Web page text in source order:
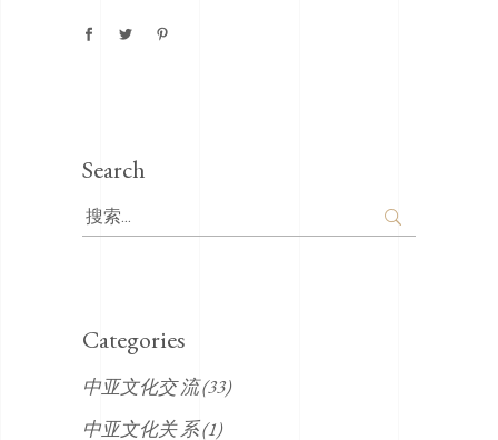
Search
Search
for:
Categories
中亚文化交 流(33)
中亚文化关 系(1)